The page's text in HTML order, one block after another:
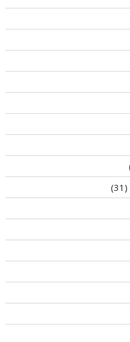
(31)